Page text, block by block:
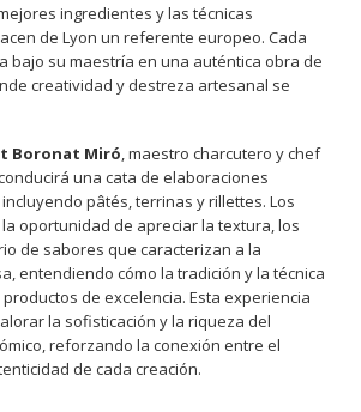
ingredientes y las técnicas
de Lyon un referente europeo. Cada
bajo su maestría en una auténtica obra de
creatividad y destreza artesanal se
Boronat Miró, maestro charcutero y chef
una cata de elaboraciones
pâtés, terrinas y rillettes. Los
oportunidad de apreciar la textura, los
de sabores que caracterizan a la
entendiendo cómo la tradición y la técnica
de excelencia. Esta experiencia
la sofisticación y la riqueza del
reforzando la conexión entre el
de cada creación.